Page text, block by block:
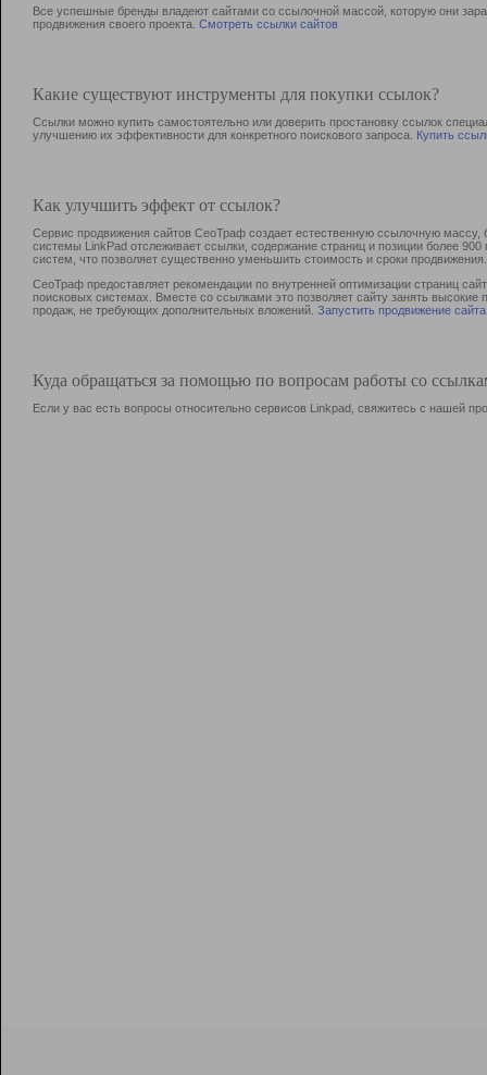
Все успешные бренды владеют сайтами со ссылочной массой, которую они
продвижения своего проекта. Смотреть ссылки сайтов
Какие существуют инструменты для покупки ссылок?
Ссылки можно купить самостоятельно или доверить простановку ссылок
улучшению их эффективности для конкретного поискового запроса. Купить
Как улучшить эффект от ссылок?
Сервис продвижения сайтов СеоТраф создает естественную ссылочную
системы LinkPad отслеживает ссылки, содержание страниц и позиции более
систем, что позволяет существенно уменьшить стоимость и сроки продвижения.
СеоТраф предоставляет рекомендации по внутренней оптимизации страниц
поисковых системах. Вместе со ссылками это позволяет сайту занять
продаж, не требующих дополнительных вложений. Запустить продвижение сайта
Куда обращаться за помощью по вопросам работы со
Если у вас есть вопросы относительно сервисов Linkpad, свяжитесь с нашей